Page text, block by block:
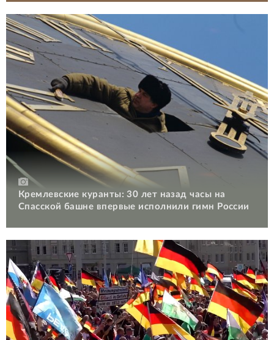
Кремлевские куранты: 30 лет назад часы на
Спасской башне впервые исполнили гимн России